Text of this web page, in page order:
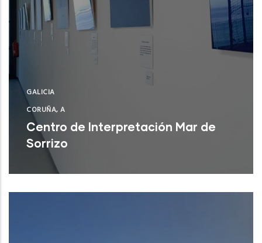
GALICIA
CORUÑA, A
Centro de Interpretación Mar de
Sorrizo
Arteixo (A Coruña)